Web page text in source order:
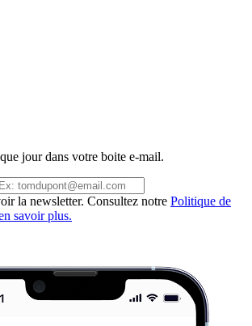
jour dans votre boite e-mail.
la newsletter. Consultez notre Politique de
savoir plus.